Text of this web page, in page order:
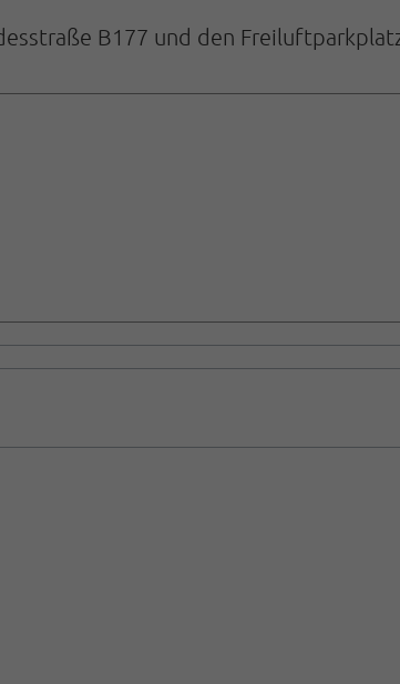
B177 und den